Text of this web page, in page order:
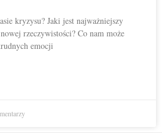
kryzysu? Jaki jest najważniejszy
rzeczywistości? Co nam może
emocji